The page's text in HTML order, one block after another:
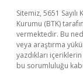
Sitemiz, 5651
Kurumu (BTK)
vermektedir. Bu
veya araştırma
yazdıkları
bu sorumluluğu